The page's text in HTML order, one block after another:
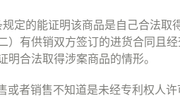
定的能证明该商品是自己合法取
）有供销双方签订的进货合同且
合法取得涉案商品的情形。
或者销售不知道是未经专利权人